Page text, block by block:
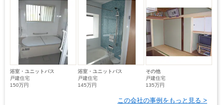
浴室・ユニットバス
戸建住宅
150万円
浴室・ユニットバス
戸建住宅
145万円
その他
戸建住宅
135万円
この会社の事例をもっと見る >